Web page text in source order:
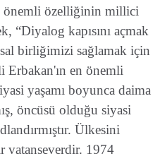
önemli özelliğinin millici
“Diyalog kapısını açmak
birliğimizi sağlamak için
Erbakan'ın en önemli
yaşamı boyunca daima
öncüsü olduğu siyasi
Ülkesini
vatanseverdir. 1974